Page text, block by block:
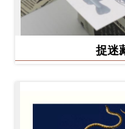
捉迷